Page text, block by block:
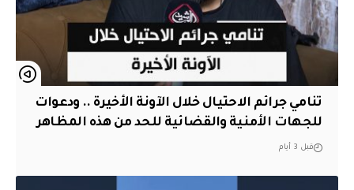
تنامي جرائم الاحتيال خلال الآونة الأخيرة .. ودعوات
للجهات الأمنية والقضائية للحد من هذه المظاهر
قبل 3 أيام